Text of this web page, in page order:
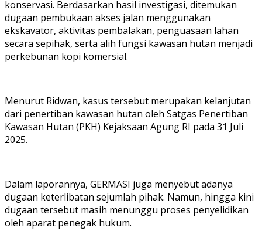
konservasi. Berdasarkan hasil investigasi, ditemukan
dugaan pembukaan akses jalan menggunakan
ekskavator, aktivitas pembalakan, penguasaan lahan
secara sepihak, serta alih fungsi kawasan hutan menjadi
perkebunan kopi komersial.
Menurut Ridwan, kasus tersebut merupakan kelanjutan
dari penertiban kawasan hutan oleh Satgas Penertiban
Kawasan Hutan (PKH) Kejaksaan Agung RI pada 31 Juli
2025.
Dalam laporannya, GERMASI juga menyebut adanya
dugaan keterlibatan sejumlah pihak. Namun, hingga kini
dugaan tersebut masih menunggu proses penyelidikan
oleh aparat penegak hukum.